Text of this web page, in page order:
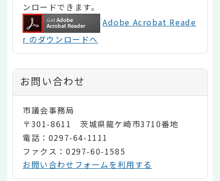
ンロードできます。
Adobe Acrobat Reade
r のダウンロードへ
お問い合わせ
市議会事務局
〒301-8611 茨城県龍ケ崎市3710番地
電話：0297-64-1111
ファクス：0297-60-1585
お問い合わせフォームを利用する